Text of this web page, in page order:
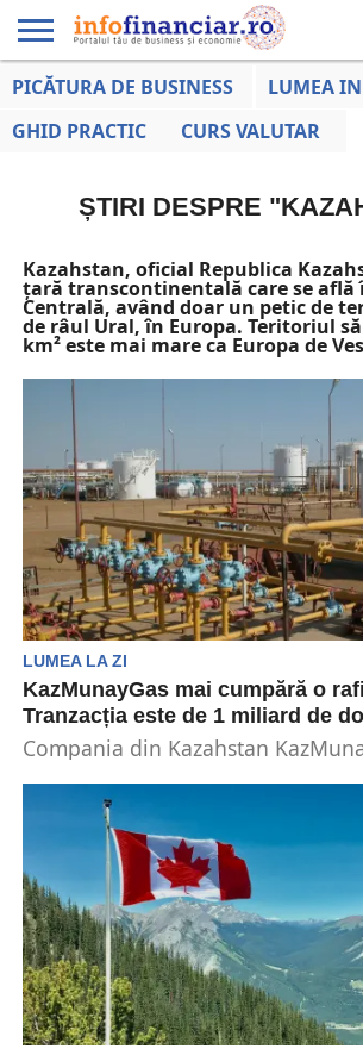
EDUCAȚIE
LA ZI
AFACERILOR
PICĂTURA DE BUSINESS
LUMEA
GHID PRACTIC
CURS VALUTAR
ȘTIRI DESPRE
Kazahstan, oficial Republica
țară transcontinentală care se află
Centrală, având doar un petic de
de râul Ural, în Europa. Teritoriul
km² este mai mare ca Europa de
LUMEA LA ZI
KazMunayGas mai cumpără o
Tranzacția este de 1 miliard de
Compania din Kazahstan
din Bulgaria, într-o tranzacție de 1